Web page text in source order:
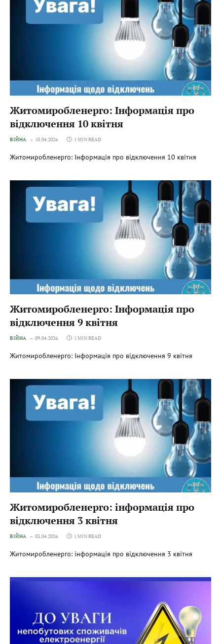
Житомиробленерго: Інформація про
відключення 10 квітня
ВІЙНА 10.04.2026 1 MIN READ
Житомиробленерго: Інформація про відключення 10 квітня
Житомиробленерго: Інформація про
відключення 9 квітня
ВІЙНА 09.04.2026 1 MIN READ
Житомиробленерго: Інформація про відключення 9 квітня
Житомиробленерго: інформація про
відключення 3 квітня
ВІЙНА 03.04.2026 1 MIN READ
Житомиробленерго: інформація про відключення 3 квітня